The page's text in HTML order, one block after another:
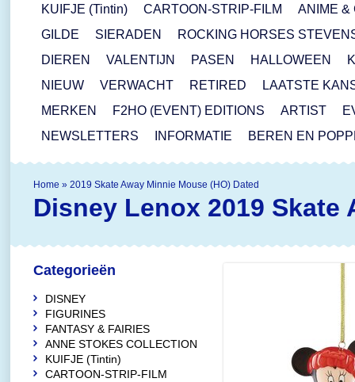
KUIFJE (Tintin)
CARTOON-STRIP-FILM
ANIME &
GILDE
SIERADEN
ROCKING HORSES
DIEREN
VALENTIJN PASEN HALLOWEEN
NIEUW
VERWACHT RETIRED
LAATSTE
MERKEN
F2HO (EVENT) EDITIONS ARTIST
NEWSLETTERS
INFORMATIE BEREN EN
Home » 2019 Skate Away Minnie Mouse (HO) Dated
Disney Lenox 2019 Skate
Categorieën
DISNEY
FIGURINES
FANTASY & FAIRIES
ANNE STOKES COLLECTION
KUIFJE (Tintin)
CARTOON-STRIP-FILM